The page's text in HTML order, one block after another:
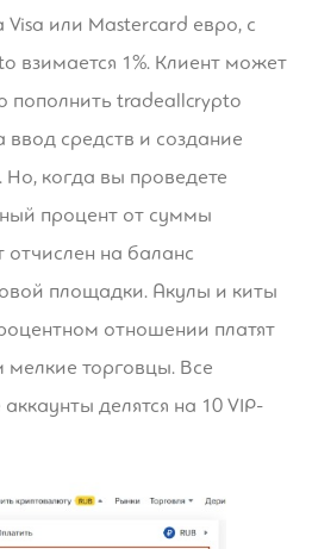
или Mastercard евро, с
взимается 1%. Клиент может
пополнить tradeallcrypto
ввод средств и создание
Но, когда вы проведете
процент от суммы
отчислен на баланс
площадки. Акулы и киты
отношении платят
торговцы. Все
делятся на 10 VIP-